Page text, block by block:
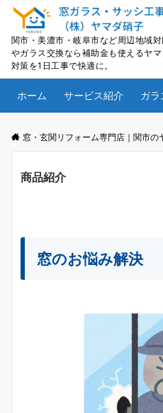
関市・美濃市・岐阜市など周辺地域
やガラス交換なら補助金も使えるヤ
対策を1日工事で快適に。
ホーム サービス紹介 ガラ
窓・玄関リフォーム専門店｜関市の
商品紹介
窓のお悩み解決